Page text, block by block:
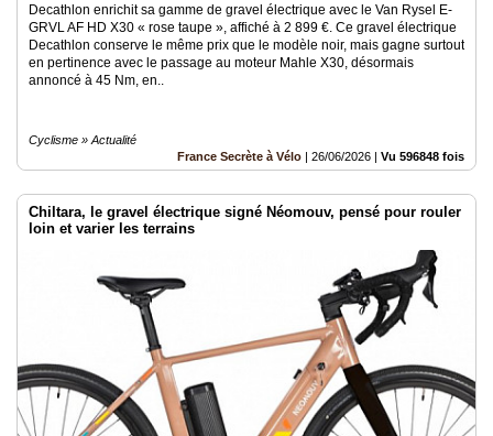
Decathlon enrichit sa gamme de gravel électrique avec le Van Rysel E-
GRVL AF HD X30 « rose taupe », affiché à 2 899 €. Ce gravel électrique
Decathlon conserve le même prix que le modèle noir, mais gagne surtout
en pertinence avec le passage au moteur Mahle X30, désormais
annoncé à 45 Nm, en..
Cyclisme » Actualité
France Secrète à Vélo | 26/06/2026 | Vu 596848 fois
Chiltara, le gravel électrique signé Néomouv, pensé pour rouler
loin et varier les terrains